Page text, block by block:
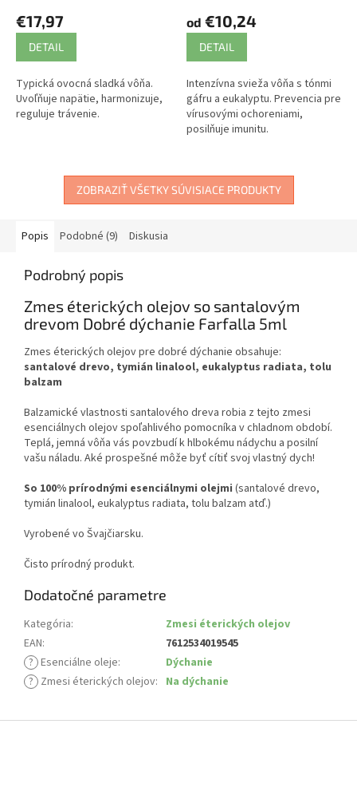
€17,97
DETAIL
Typická ovocná sladká vôňa.
Uvoľňuje napätie, harmonizuje,
reguluje trávenie.
od €10,24
DETAIL
Intenzívna svieža vôňa s tónmi
gáfru a eukalyptu. Prevencia pre
vírusovými ochoreniami,
posilňuje imunitu.
ZOBRAZIŤ VŠETKY SÚVISIACE PRODUKTY
Popis Podobné (9) Diskusia
Podrobný popis
Zmes éterických olejov so santalovým
drevom Dobré dýchanie Farfalla 5ml
Zmes éterických olejov pre dobré dýchanie obsahuje:
santalové drevo, tymián linalool, eukalyptus radiata, tolu
balzam
Balzamické vlastnosti santalového dreva robia z tejto zmesi
esenciálnych olejov spoľahlivého pomocníka v chladnom období.
Teplá, jemná vôňa vás povzbudí k hlbokému nádychu a posilní
vašu náladu. Aké prospešné môže byť cítiť svoj vlastný dych!
So 100% prírodnými esenciálnymi olejmi (santalové drevo,
tymián linalool, eukalyptus radiata, tolu balzam atď.)
Vyrobené vo Švajčiarsku.
Čisto prírodný produkt.
Dodatočné parametre
Kategória:
Zmesi éterických olejov
EAN:
7612534019545
? Esenciálne oleje:
Dýchanie
? Zmesi éterických olejov: Na dýchanie